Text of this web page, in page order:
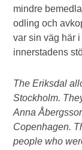
mindre
odling och
var sin väg här
innerstadens
The Eriksdal
Stockholm.
Anna
Copenhagen.
people who